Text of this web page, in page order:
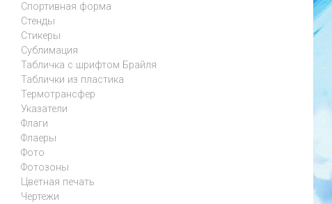
Спортивная форма
Стенды
Стикеры
Сублимация
Табличка с шрифтом Брайля
Таблички из пластика
Термотрансфер
Указатели
Флаги
Флаеры
Фото
Фотозоны
Цветная печать
Чертежи